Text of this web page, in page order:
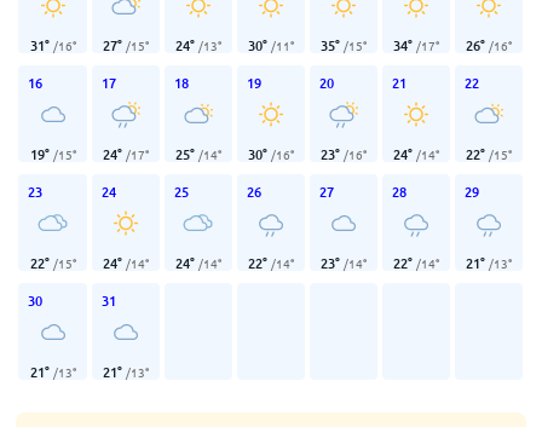
31° /16° 27° /15° 24° /13° 30° /11° 35° /15° 34° /17° 26° /16°
16
19° /15°
17
24° /17°
18
25° /14°
19
30° /16°
20
23° /16°
21
24° /14°
22
22° /15°
23
22° /15°
24
24° /14°
25
24° /14°
26
22° /14°
27
23° /14°
28
22° /14°
29
21° /13°
30
21° /13°
31
21° /13°